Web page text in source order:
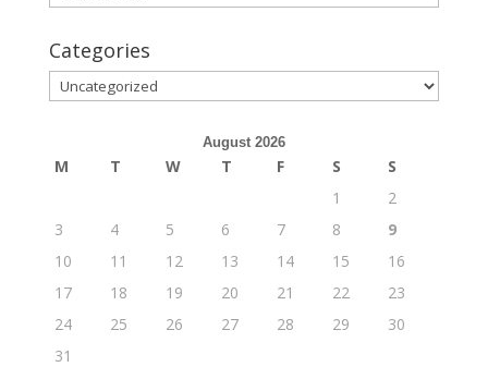
Categories
Categories
August 2026
M T W T F S
S
1
2
3
4 5 6 7 8
9
10
11 12 13 14 15
16
17
18 19 20 21 22
23
24
25 26 27 28 29
30
31